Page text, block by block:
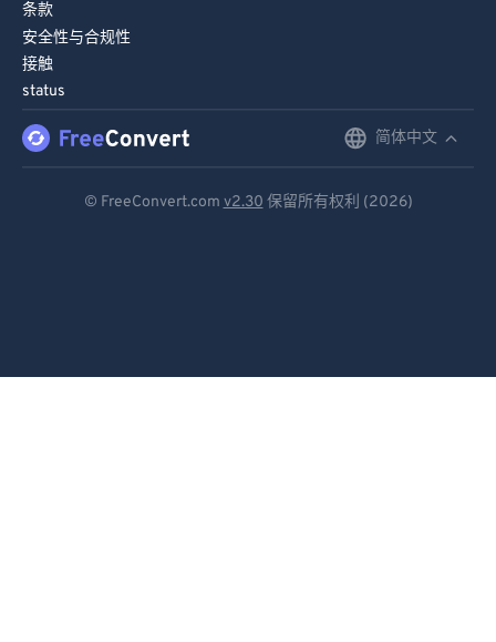
条款
安全性与合规性
接触
status
简体中文
© FreeConvert.com v2.30 保留所有权利 (2026)